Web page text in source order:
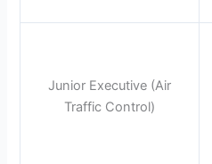
Junior Executive (Air
Traffic Control)